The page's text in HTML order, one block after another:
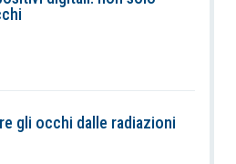
gli occhi dalle radiazioni